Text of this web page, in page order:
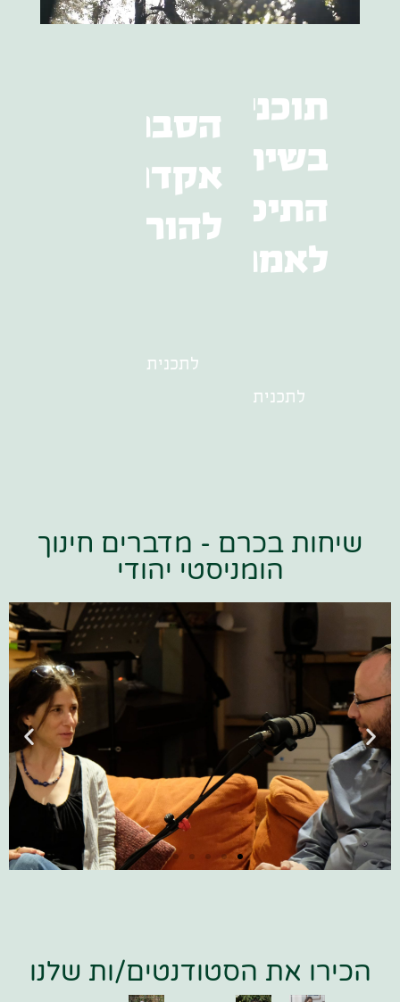
תוכנית
בשיתוף
התיכון
לאמנויות
לתכנית
הסבת
אקדמאים
להוראה
לתכנית
שיחות בכרם - מדברים חינוך
הומניסטי יהודי
שיחה בין ד"ר חוה שוורץ עם ד"ר דרור
הכירו את הסטודנטים/ות שלנו